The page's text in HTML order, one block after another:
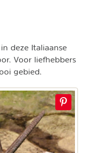
deze Italiaanse
Voor liefhebbers
gebied.